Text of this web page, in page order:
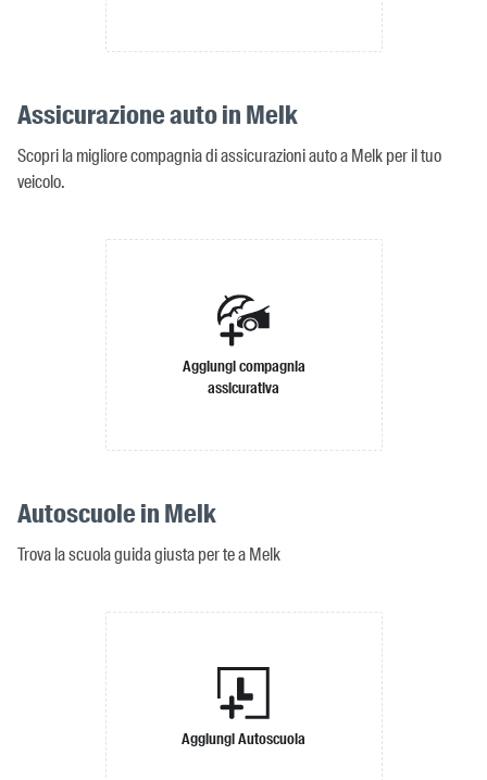
Assicurazione auto in Melk
Scopri la migliore compagnia di assicurazioni auto a Melk per il tuo
veicolo.
Aggiungi compagnia
assicurativa
Autoscuole in Melk
Trova la scuola guida giusta per te a Melk
Aggiungi Autoscuola